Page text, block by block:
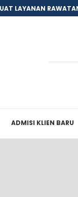
LAYANAN
ADMISI KLIEN BARU